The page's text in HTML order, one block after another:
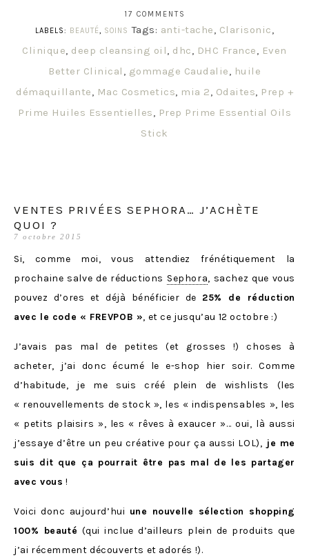
17 COMMENTS
LABELS: BEAUTÉ, SOINS Tags: anti-tache, Clarisonic,
Clinique, deep cleansing oil, dhc, DHC France, Even
Better Clinical , gommage Caudalie, huile
démaquillante, Mac Cosmetics, mia 2, Odaites, Prep +
Prime Huiles Essentielles, Prep Prime Essential Oils
Stick
VENTES PRIVÉES SEPHORA… J’ACHÈTE
QUOI ?
7 octobre 2015
Si, comme moi, vous attendiez frénétiquement la
prochaine salve de réductions Sephora, sachez que vous
pouvez d’ores et déjà bénéficier de 25% de réduction
avec le code « FREVPOB », et ce jusqu’au 12 octobre :)
J’avais pas mal de petites (et grosses !) choses à
acheter, j’ai donc écumé le e-shop hier soir. Comme
d’habitude, je me suis créé plein de wishlists (les
« renouvellements de stock », les « indispensables », les
« petits plaisirs », les « rêves à exaucer »… oui, là aussi
j’essaye d’être un peu créative pour ça aussi LOL), je me
suis dit que ça pourrait être pas mal de les partager
avec vous !
Voici donc aujourd’hui une nouvelle sélection shopping
100% beauté (qui inclue d’ailleurs plein de produits que
j’ai récemment découverts et adorés !).